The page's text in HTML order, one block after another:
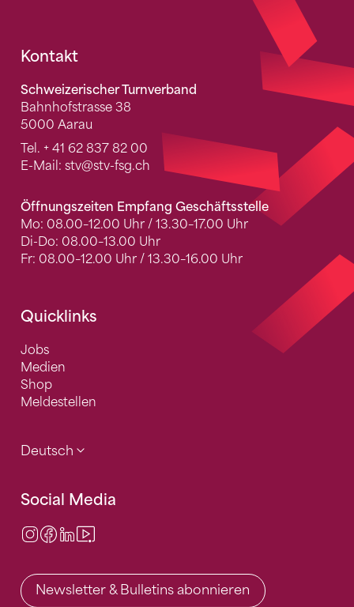
Fusszeile
Kontakt
Schweizerischer Turnverband
Bahnhofstrasse 38
5000 Aarau
Tel. + 41 62 837 82 00
E-Mail: stv@stv-fsg.ch
Öffnungszeiten Empfang Geschäftsstelle
Mo: 08.00–12.00 Uhr / 13.30–17.00 Uhr
Di-Do: 08.00–13.00 Uhr
Fr: 08.00–12.00 Uhr / 13.30–16.00 Uhr
Quicklinks
Jobs
Medien
Shop
Meldestellen
Deutsch
Social Media
Instagram
Facebook
LinkedIn
Newsletter & Bulletins abonnieren